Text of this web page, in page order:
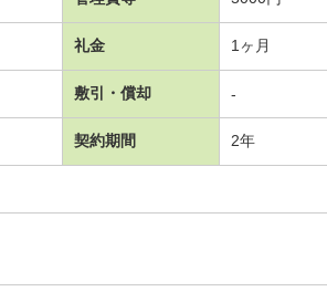
礼金 1ヶ月
敷引・償却 -
契約期間 2年